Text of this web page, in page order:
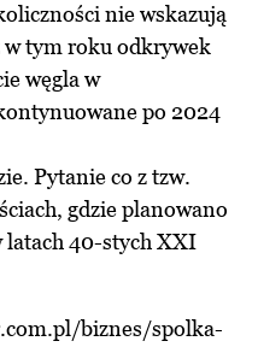
nie wskazują
w tym roku odkrywek
węgla w
po 2024
Pytanie co z tzw.
gdzie planowano
latach 40-stych XXI
biznes/spolka-